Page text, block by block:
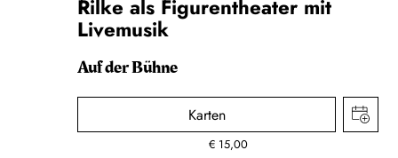
Rilke als Figurentheater mit
Livemusik
Auf der Bühne
Karten
€ 15,00